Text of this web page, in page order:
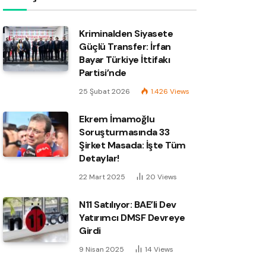
Kriminalden Siyasete
Güçlü Transfer: İrfan
Bayar Türkiye İttifakı
Partisi’nde
25 Şubat 2026 1.426 Views
Ekrem İmamoğlu
Soruşturmasında 33
Şirket Masada: İşte Tüm
Detaylar!
22 Mart 2025 20 Views
N11 Satılıyor: BAE’li Dev
Yatırımcı DMSF Devreye
Girdi
9 Nisan 2025 14 Views